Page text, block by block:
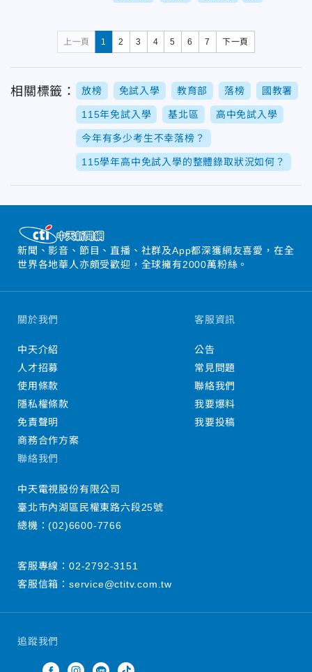
上一頁 1 2 3 4 5 6 7 下一頁
相關標籤： 放榜 免試入學 教育部 落榜 國教署
115年免試入學 基北區 高中免試入學
今年有多少考生不幸落榜？
115學年高中免試入學的整體錄取狀況如何？
新聞、影音、節目、直播、社群及App都深獲網友喜愛，在全
世界各地華人亦頗受歡迎，全球擁有2000萬粉絲。
追蹤我們
關於我們
中天介紹
人才招募
使用條款
隱私權條款
免責聲明
商務合作方案
客服資訊
公告
常見問題
聯絡我們
我要爆料
我要投稿
聯絡我們
中天電視股份有限公司
臺北市內湖區民權東路六段25號
總機：(02)6600-7766
客服專線： 02-2792-3151
客服信箱： service@ctitv.com.tw